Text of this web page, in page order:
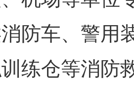
防车、警用
练仓等消防